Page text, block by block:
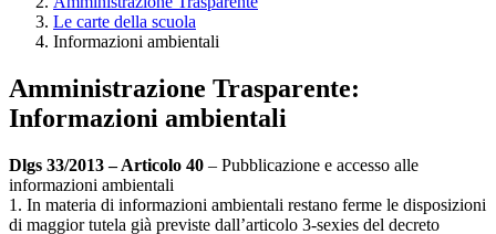
Le carte della scuola
Informazioni ambientali
Amministrazione Trasparente:
Informazioni ambientali
Dlgs 33/2013 – Articolo 40 – Pubblicazione e accesso alle
informazioni ambientali
1. In materia di informazioni ambientali restano ferme le disposizioni
di maggior tutela già previste dall’articolo 3-sexies del decreto